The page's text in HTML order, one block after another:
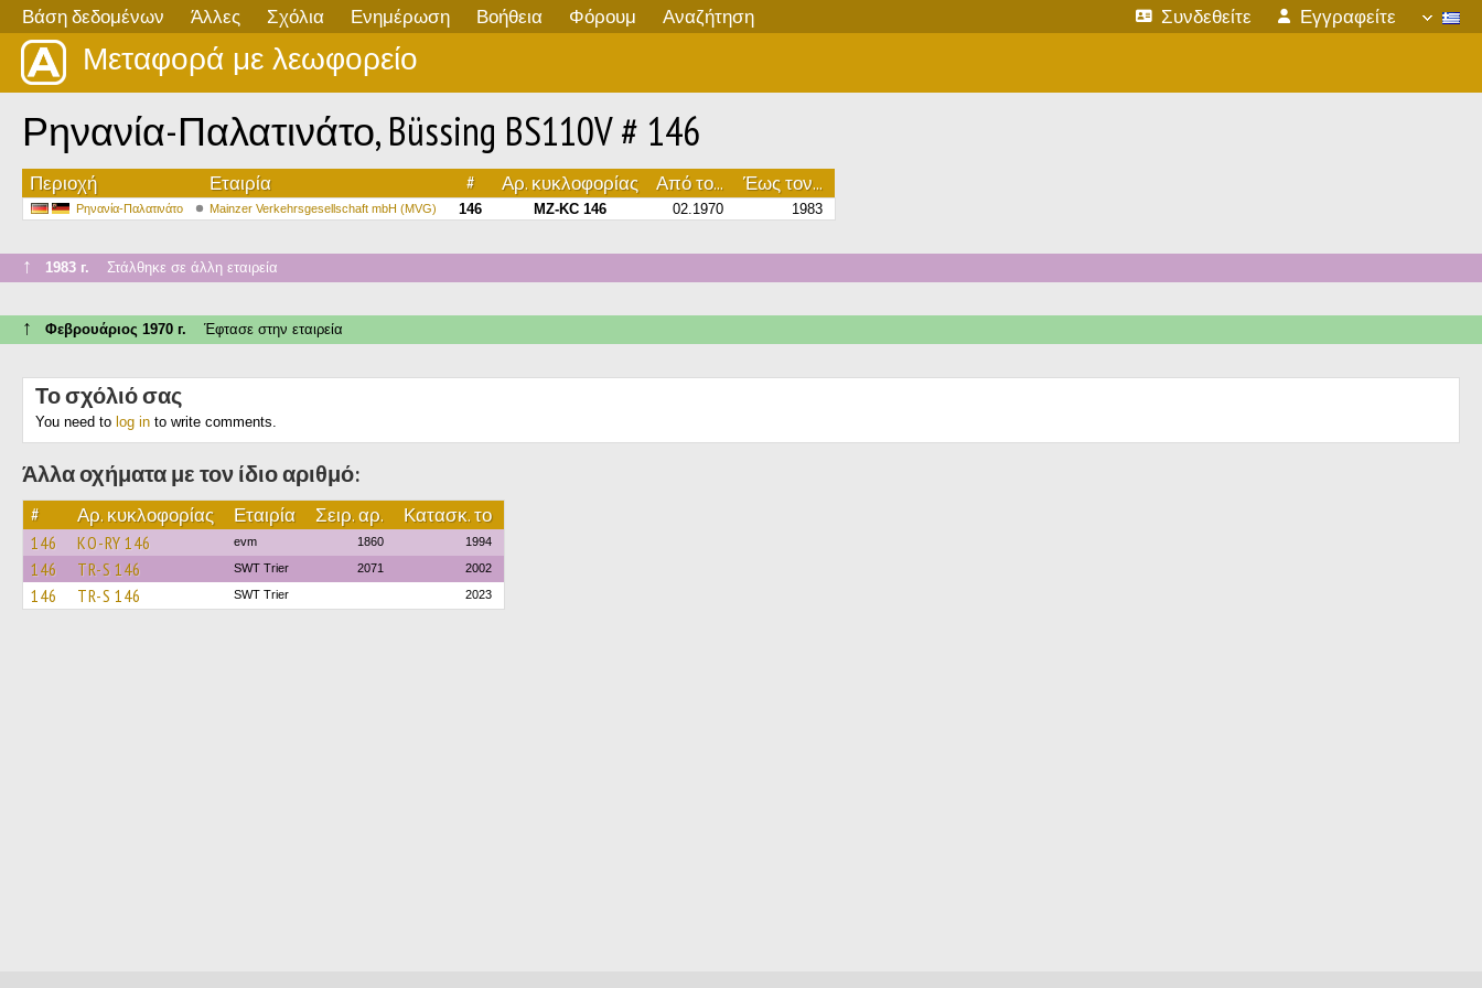
Βάση δεδομένων Άλλες Σχόλια Ενημέρωση Βοήθεια Φόρουμ Αναζήτηση Συνδεθείτε Εγγραφείτε
Μεταφορά με λεωφορείο
Ρηνανία-Παλατινάτο, Büssing BS110V # 146
Περιοχή Εταιρία # Αρ. κυκλοφορίας Από το... Έως τον...
Ρηνανία-Παλατινάτο Mainzer Verkehrsgesellschaft mbH (MVG) 146 MZ-KC 146 02.1970 1983
↑ 1983 г. Στάλθηκε σε άλλη εταιρεία
↑ Φεβρουάριος 1970 г. Έφτασε στην εταιρεία
Το σχόλιό σας
You need to log in to write comments.
Άλλα οχήματα με τον ίδιο αριθμό:
# Αρ. κυκλοφορίας Εταιρία Σειρ. αρ. Κατασκ. το
146 KO-RY 146 evm 1860 1994
146 TR-S 146 SWT Trier 2071 2002
146 TR-S 146 SWT Trier 2023